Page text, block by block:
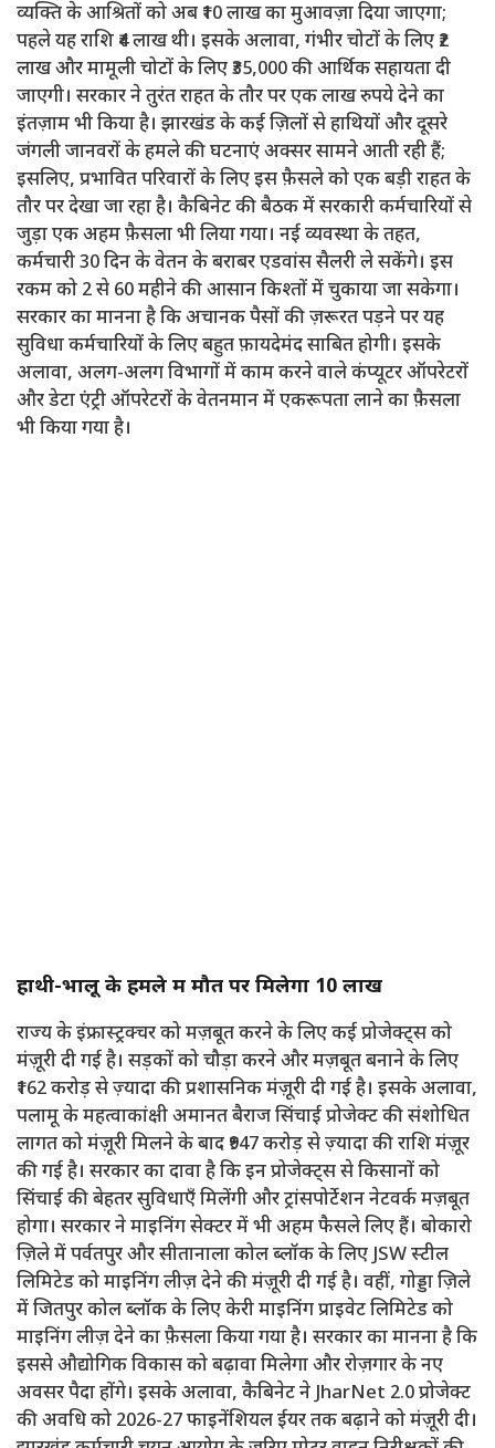
व्यक्ति के आश्रितों को अब ₹10 लाख का मुआवज़ा दिया जाएगा;
पहले यह राशि ₹4 लाख थी। इसके अलावा, गंभीर चोटों के लिए ₹2
लाख और मामूली चोटों के लिए ₹35,000 की आर्थिक सहायता दी
जाएगी। सरकार ने तुरंत राहत के तौर पर एक लाख रुपये देने का
इंतज़ाम भी किया है। झारखंड के कई ज़िलों से हाथियों और दूसरे
जंगली जानवरों के हमले की घटनाएं अक्सर सामने आती रही हैं;
इसलिए, प्रभावित परिवारों के लिए इस फ़ैसले को एक बड़ी राहत के
तौर पर देखा जा रहा है। कैबिनेट की बैठक में सरकारी कर्मचारियों से
जुड़ा एक अहम फ़ैसला भी लिया गया। नई व्यवस्था के तहत,
कर्मचारी 30 दिन के वेतन के बराबर एडवांस सैलरी ले सकेंगे। इस
रकम को 2 से 60 महीने की आसान किश्तों में चुकाया जा सकेगा।
सरकार का मानना ​​है कि अचानक पैसों की ज़रूरत पड़ने पर यह
सुविधा कर्मचारियों के लिए बहुत फ़ायदेमंद साबित होगी। इसके
अलावा, अलग-अलग विभागों में काम करने वाले कंप्यूटर ऑपरेटरों
और डेटा एंट्री ऑपरेटरों के वेतनमान में एकरूपता लाने का फ़ैसला
भी किया गया है।
हाथी-भालू के हमले में मौत पर मिलेगा ₹10 लाख
राज्य के इंफ्रास्ट्रक्चर को मज़बूत करने के लिए कई प्रोजेक्ट्स को
मंज़ूरी दी गई है। सड़कों को चौड़ा करने और मज़बूत बनाने के लिए
₹162 करोड़ से ज़्यादा की प्रशासनिक मंज़ूरी दी गई है। इसके अलावा,
पलामू के महत्वाकांक्षी अमानत बैराज सिंचाई प्रोजेक्ट की संशोधित
लागत को मंज़ूरी मिलने के बाद ₹947 करोड़ से ज़्यादा की राशि मंज़ूर
की गई है। सरकार का दावा है कि इन प्रोजेक्ट्स से किसानों को
सिंचाई की बेहतर सुविधाएँ मिलेंगी और ट्रांसपोर्टेशन नेटवर्क मज़बूत
होगा। सरकार ने माइनिंग सेक्टर में भी अहम फैसले लिए हैं। बोकारो
ज़िले में पर्वतपुर और सीतानाला कोल ब्लॉक के लिए JSW स्टील
लिमिटेड को माइनिंग लीज़ देने की मंज़ूरी दी गई है। वहीं, गोड्डा ज़िले
में जितपुर कोल ब्लॉक के लिए केरी माइनिंग प्राइवेट लिमिटेड को
माइनिंग लीज़ देने का फ़ैसला किया गया है। सरकार का मानना ​​है कि
इससे औद्योगिक विकास को बढ़ावा मिलेगा और रोज़गार के नए
अवसर पैदा होंगे। इसके अलावा, कैबिनेट ने JharNet 2.0 प्रोजेक्ट
की अवधि को 2026-27 फाइनेंशियल ईयर तक बढ़ाने को मंज़ूरी दी।